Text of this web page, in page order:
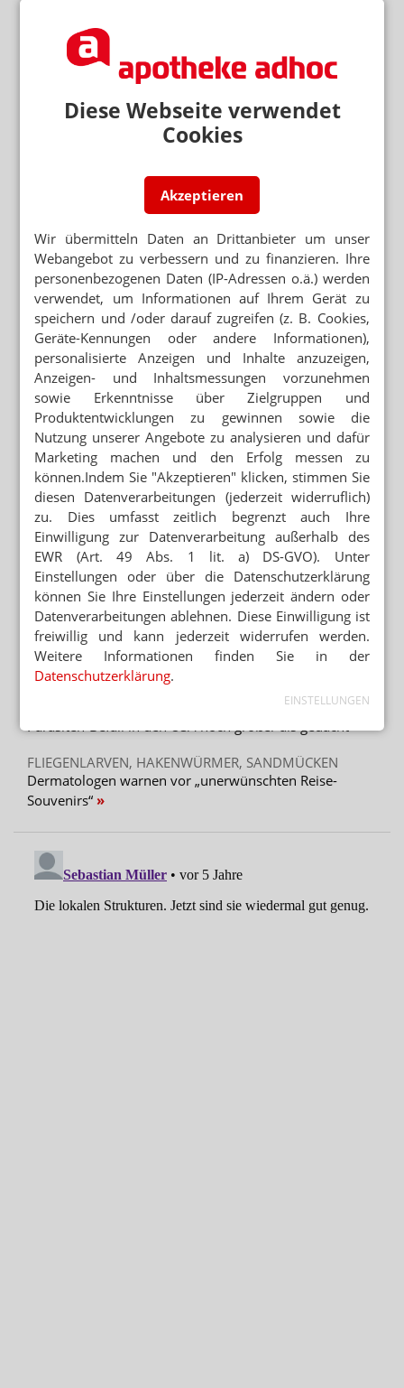
Diese Webseite verwendet
Cookies
Akzeptieren
Wir übermitteln Daten an Drittanbieter um unser
Webangebot zu verbessern und zu finanzieren. Ihre
personenbezogenen Daten (IP-Adressen o.ä.) werden
verwendet, um Informationen auf Ihrem Gerät zu
speichern und /oder darauf zugreifen (z. B. Cookies,
Geräte-Kennungen oder andere Informationen),
personalisierte Anzeigen und Inhalte anzuzeigen,
Anzeigen- und Inhaltsmessungen vorzunehmen
sowie Erkenntnisse über Zielgruppen und
Produktentwicklungen zu gewinnen sowie die
Nutzung unserer Angebote zu analysieren und dafür
Marketing machen und den Erfolg messen zu
können.Indem Sie "Akzeptieren" klicken, stimmen Sie
diesen Datenverarbeitungen (jederzeit widerruflich)
zu. Dies umfasst zeitlich begrenzt auch Ihre
Einwilligung zur Datenverarbeitung außerhalb des
EWR (Art. 49 Abs. 1 lit. a) DS-GVO). Unter
Einstellungen oder über die Datenschutzerklärung
können Sie Ihre Einstellungen jederzeit ändern oder
Datenverarbeitungen ablehnen. Diese Einwilligung ist
freiwillig und kann jederzeit widerrufen werden.
Weitere Informationen finden Sie in der
Datenschutzerklärung.
EINSTELLUNGEN
ABFRAGE PER EXCEL-TABELLE
Panne bei Noweda: Mitarbeiter spricht
Betriebsärzte an
BMG wollte Exklusivlieferanten
Faktencheck: Impfstoffbestellung für
VIER GROSSHÄNDLER, P
RIVATGROSSHÄNDLER AUSSEN VOR
Impfstoff für Betriebsärzt:innen: Apotheken
sollen faxen
„DUMMY-KENNZEICHEN“ FÜR BLAUES REZEPT
Ab Freitag: Rund 800 Dosen je Betriebsärzt:in
Mehr zum Thema
STIKO- UND PEI-INFORMATIONEN
Impfstoffe: Lieferengpässe und Alternativen
APOTHEKEN-HONORAR
Ab September: 11 Euro für Grippeimpfung
FOKUS AUF ONKOLOGIE
Covid-19-Impfstoff: Biontech tief in Verlustzone
Mehr aus Ressort
ENTSORGUNG ERFOLGT EIGENSTÄNDIG
Pikrinsäure sorgt für Großaufgebot der Feuerwehr
FLIEGENLARVEN, HAKENWÜRMER, SANDMÜCKEN
Dermatologen warnen vor „unerwünschten Reise-
Souvenirs“